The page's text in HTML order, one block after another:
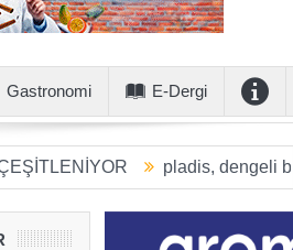
Gastronomi E-Dergi
pladis, dengeli